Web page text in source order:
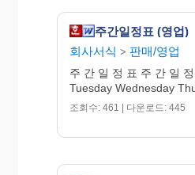
주간일정표 (영업)
회사서식 > 판매/영업
주 간 일 정 표 주 간 일
Tuesday Wednesday
조회수: 461 | 다운로드: 445